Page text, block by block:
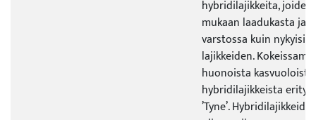
hybridilajikkeita,
mukaan laadukasta ja
varstossa kuin
lajikkeiden.
huonoista
hybridilajikkeista
’Tyne’.